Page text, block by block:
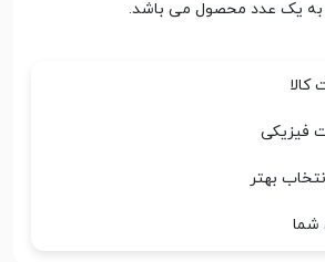
یک عدد محصول می باشد.
فیزیکی
بهتر
شما